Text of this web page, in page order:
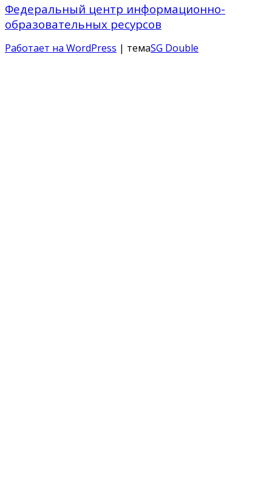
Федеральный центр информационно-
образовательных ресурсов
Работает на WordPress | темаSG Double